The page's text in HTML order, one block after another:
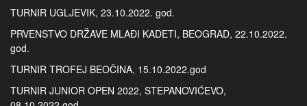
TURNIR UGLJEVIK, 23.10.2022. god.
PRVENSTVO DRŽAVE MLAĐI KADETI, BEOGRAD, 22.10.2022.
god.
TURNIR TROFEJ BEOČINA, 15.10.2022.god
TURNIR JUNIOR OPEN 2022, STEPANOVIĆEVO,